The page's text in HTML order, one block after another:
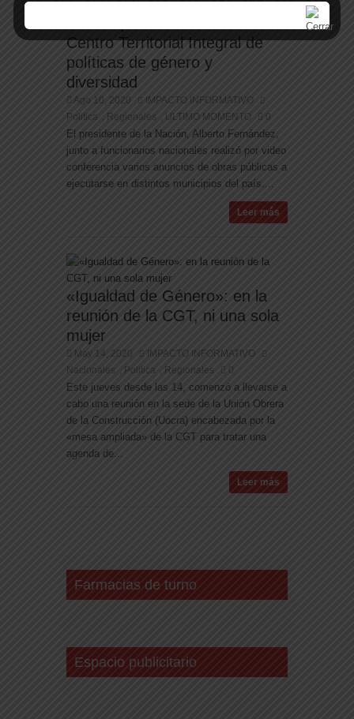
Centro Territorial Integral de
políticas de género y
diversidad
Ago 10, 2020
IMPACTO INFORMATIVO
Politica
Regionales ULTIMO MOMENTO 0
El presidente de la Nación, Alberto Fernández,
junto a funcionarios nacionales realizó por video
conferencia varios anuncios de obras públicas a
ejecutarse en distintos municipios del país....
Leer más
«Igualdad de Género»: en la
reunión de la CGT, ni una sola
mujer
May 14, 2020
IMPACTO INFORMATIVO
Nacionales
Politica Regionales 0
Este jueves desde las 14, comenzó a llevarse a
cabo una reunión en la sede de la Unión Obrera
de la Construcción (Uocra) encabezada por la
«mesa ampliada» de la CGT para tratar una
agenda de...
Leer más
Farmacias de turno
Espacio publicitario